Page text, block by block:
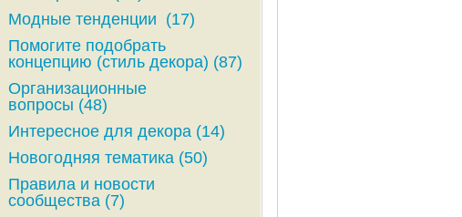
Модные тенденции (17)
Помогите подобрать
концепцию (стиль декора) (87)
Организационные
вопросы (48)
Интересное для декора (14)
Новогодняя тематика (50)
Правила и новости
сообщества (7)